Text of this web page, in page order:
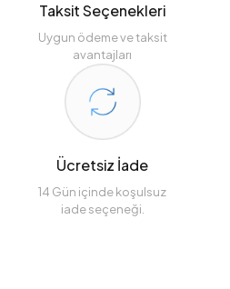
Taksit Seçenekleri
Uygun ödeme ve taksit
avantajları
Ücretsiz İade
14 Gün içinde koşulsuz
iade seçeneği.